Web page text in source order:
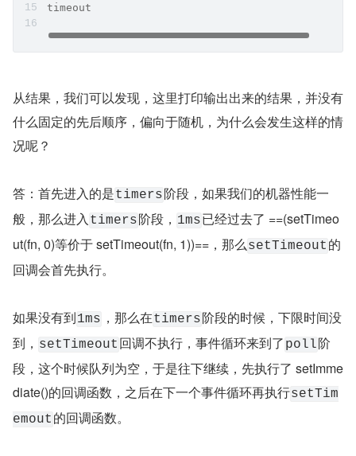
timeout
从结果，我们可以发现，这里打印输出出来的结果，并没有
什么固定的先后顺序，偏向于随机，为什么会发生这样的情
况呢？
答：首先进入的是timers阶段，如果我们的机器性能一
般，那么进入 timers阶段， 1ms已经过去了 ==(setTimeo
ut(fn, 0)等价于 setTimeout(fn, 1))==，那么setTimeout 的
回调会首先执行。
如果没有到1ms ，那么在timers阶段的时候，下限时间没
到， setTimeout 回调不执行，事件循环来到了 poll阶
段，这个时候队列为空，于是往下继续，先执行了 setImme
diate()的回调函数，之后在下一个事件循环再执行setTim
emout 的回调函数。